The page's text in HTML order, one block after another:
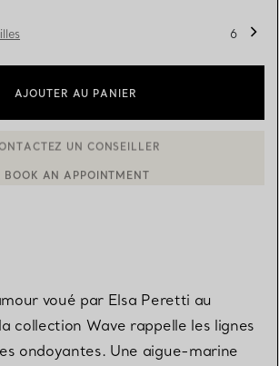
6
AJOUTER AU PANIER
voué par Elsa Peretti au
collection Wave rappelle les lignes
ondoyantes. Une aigue-marine